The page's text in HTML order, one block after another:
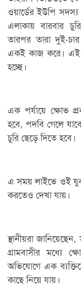
ওয়ার্ডের ইউপি
এলাকায় বারবার
তারপর তারা দুই-
একই কাজ করে। এই
হচ্ছে।
এক পর্যায়ে ক্ষোভ
হবে, পদবি গেলে
চুরি ছেড়ে দিতে হবে।
এ সময় লাইভে ওই
করতেও দেখা যায়।
স্থানীয়রা
গ্রামবাসীর মধ্যে
অভিযোগে এক
কাছে নিয়ে যায়।